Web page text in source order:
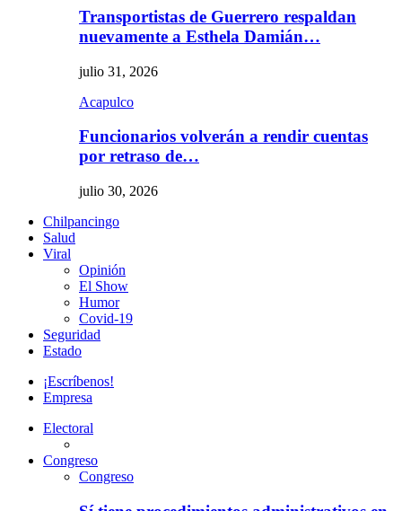
Transportistas de Guerrero respaldan
nuevamente a Esthela Damián…
julio 31, 2026
Acapulco
Funcionarios volverán a rendir cuentas
por retraso de…
julio 30, 2026
Chilpancingo
Salud
Viral
Opinión
El Show
Humor
Covid-19
Seguridad
Estado
¡Escríbenos!
Empresa
Electoral
Congreso
Congreso